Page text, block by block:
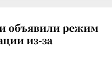
объявили режим
из-за